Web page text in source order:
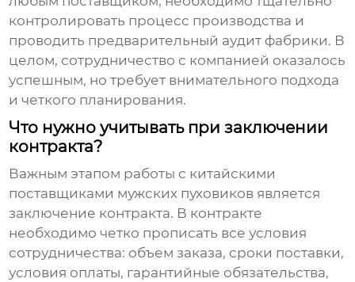
контролировать процесс производства и
проводить предварительный аудит фабрики. В
целом, сотрудничество с компанией оказалось
успешным, но требует внимательного подхода
и четкого планирования.
Что нужно учитывать при заключении
контракта?
Важным этапом работы с китайскими
поставщиками мужских пуховиков является
заключение контракта. В контракте
необходимо четко прописать все условия
сотрудничества: объем заказа, сроки поставки,
условия оплаты, гарантийные обязательства,